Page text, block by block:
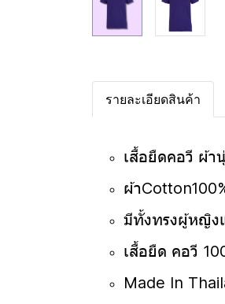
รายละเอียดสินค้า
เสื้อยืดคอวี ผ้า
ผ้า
มีทั้งทรงผู้หญิง
เสื้อยืด คอวี
Made In